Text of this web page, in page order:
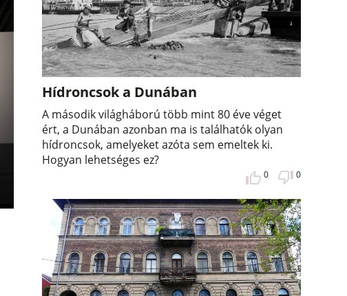
Hídroncsok a Dunában
A második világháború több mint 80 éve véget
ért, a Dunában azonban ma is találhatók olyan
hídroncsok, amelyeket azóta sem emeltek ki.
Hogyan lehetséges ez?
0 0